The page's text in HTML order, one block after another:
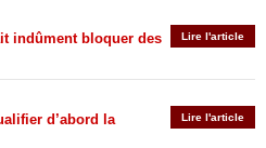
Lire l'article
indûment bloquer des
Lire l'article
d’abord la